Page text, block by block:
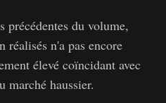
précédentes du volume,
réalisés n'a pas encore
élevé coïncidant avec
marché haussier.